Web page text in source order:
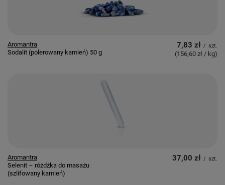
Aromantra
Sodalit (polerowany kamień) 50 g
7,83 zł / szt.
(156,60 zł / kg)
Aromantra
Selenit – różdżka do masażu
(szlifowany kamień)
37,00 zł / szt.